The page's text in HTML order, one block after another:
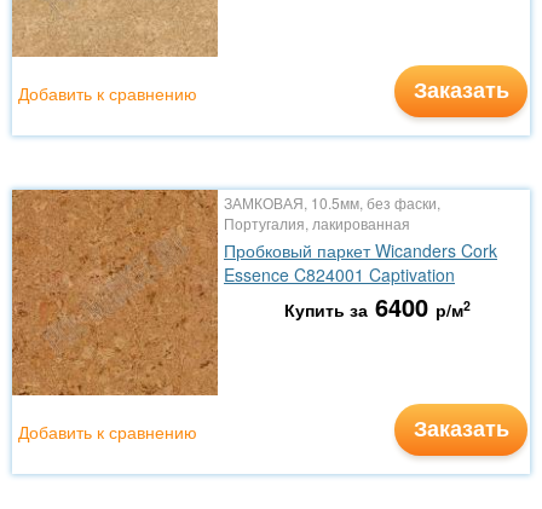
Заказать
Добавить к сравнению
ЗАМКОВАЯ, 10.5мм, без фаски,
Португалия, лакированная
Пробковый паркет Wicanders Cork
Essence C824001 Captivation
Купить за 6400 р/м2
Заказать
Добавить к сравнению